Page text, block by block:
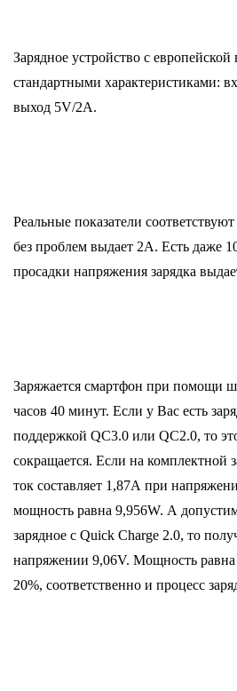
Зарядное устройство с европейской
стандартными характеристиками:
выход 5V/2A.
Реальные показатели
без проблем выдает 2А. Есть даже
просадки напряжения зарядка
Заряжается смартфон при помощи
часов 40 минут. Если у Вас есть
поддержкой QC3.0 или QC2.0, то
сокращается. Если на комплектной
ток составляет 1,87А при
мощность равна 9,956W. А
зарядное с Quick Charge 2.0, то
напряжении 9,06V. Мощность равна
20%, соответственно и процесс